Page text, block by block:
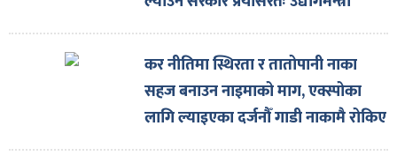
कर नीतिमा स्थिरता र तातोपानी नाका
सहज बनाउन नाइमाको माग, एक्स्पोका
लागि ल्याइएका दर्जनौँ गाडी नाकामै रोकिए